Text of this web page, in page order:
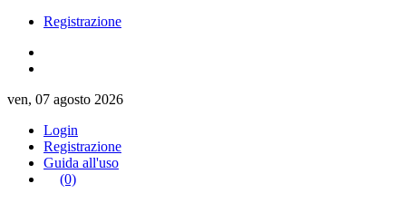
Registrazione
ven, 07 agosto 2026
Login
Registrazione
Guida all'uso
(0)